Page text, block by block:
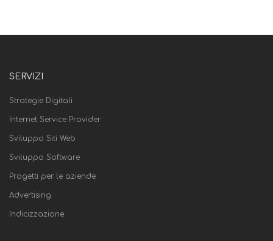
SERVIZI
Strategie Digitali
Internet Service Provider
Sviluppo Siti Web
Sviluppo Software
Progetti per le aziende
Advertising
Indicizzazione